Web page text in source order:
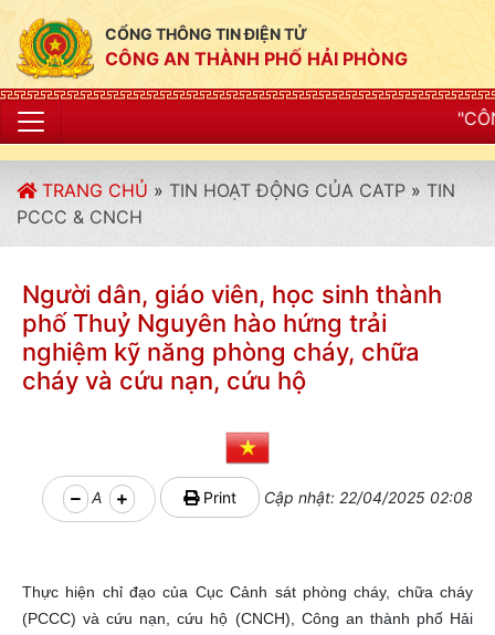
CỔNG THÔNG TIN ĐIỆN TỬ
CÔNG AN THÀNH PHỐ HẢI PHÒNG
"CÔNG AN THÀNH
TRANG CHỦ » TIN HOẠT ĐỘNG CỦA CATP » TIN
PCCC & CNCH
Người dân, giáo viên, học sinh thành
phố Thuỷ Nguyên hào hứng trải
nghiệm kỹ năng phòng cháy, chữa
cháy và cứu nạn, cứu hộ
A Print Cập nhật: 22/04/2025 02:08
Thực hiện chỉ đạo của Cục Cảnh sát phòng cháy, chữa cháy
(PCCC) và cứu nạn, cứu hộ (CNCH), Công an thành phố Hải